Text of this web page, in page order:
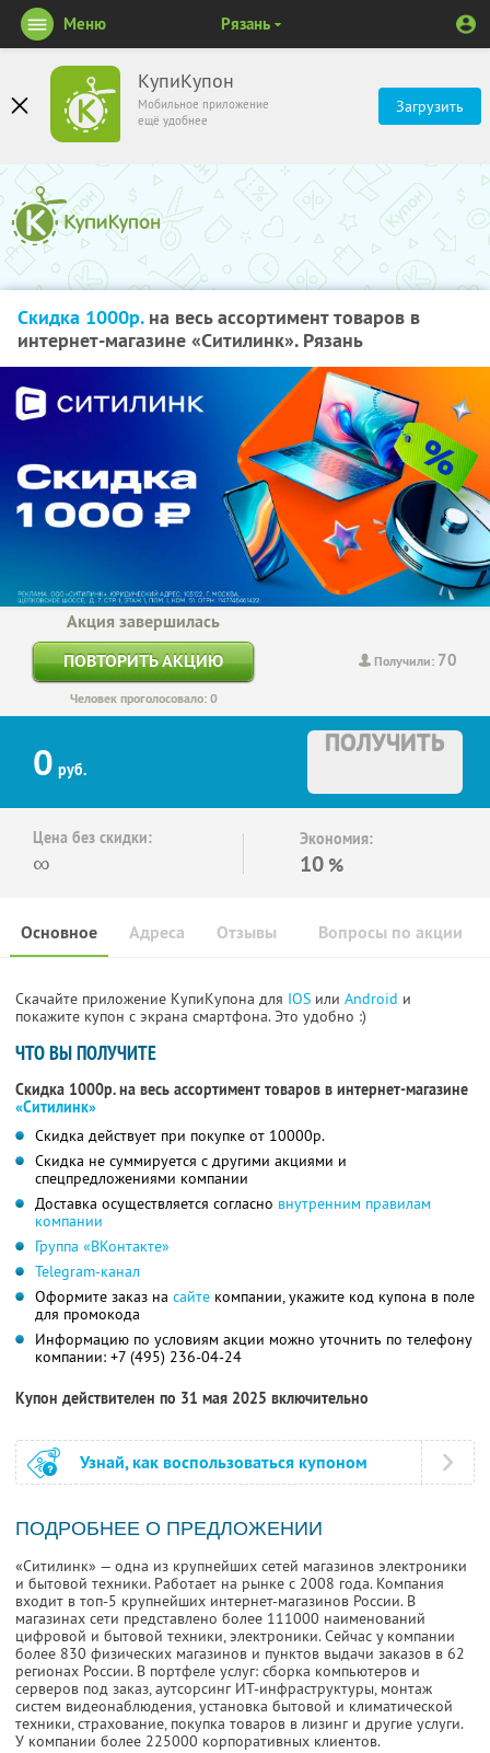
КупиКупон
Мобильное приложение
ещё удобнее
Загрузить
Меню Рязань
Скидка 1000р.на весь ассортимент товаров в
интернет-магазине «Ситилинк». Рязань
Получили: 70
Акция завершилась
ПОВТОРИТЬ АКЦИЮ
Человек проголосовало: 0
0 руб.
ПОЛУЧИТЬ
Цена без скидки:
∞
Экономия:
10 %
Основное Отзывы Вопросы по акции
Адреса
Скачайте приложение КупиКупона для IOS или Android и
покажите купон с экрана смартфона. Это удобно :)
ЧТО ВЫ ПОЛУЧИТЕ
Скидка 1000р. на весь ассортимент товаров в интернет-магазине
«Ситилинк»
Скидка действует при покупке от 10000р.
Скидка не суммируется с другими акциями и
спецпредложениями компании
Доставка осуществляется согласно внутренним правилам
компании
Группа «ВКонтакте»
Telegram-канал
Оформите заказ на сайте компании, укажите код купона в поле
для промокода
Информацию по условиям акции можно уточнить по телефону
компании: +7 (495) 236-04-24
Купон действителен по 31 мая 2025 включительно
Узнай, как воспользоваться купоном
ПОДРОБНЕЕ О ПРЕДЛОЖЕНИИ
«Ситилинк» — одна из крупнейших сетей магазинов электроники
и бытовой техники. Работает на рынке с 2008 года. Компания
входит в топ-5 крупнейших интернет-магазинов России. В
магазинах сети представлено более 111000 наименований
цифровой и бытовой техники, электроники. Сейчас у компании
более 830 физических магазинов и пунктов выдачи заказов в 62
регионах России. В портфеле услуг: сборка компьютеров и
серверов под заказ, аутсорсинг ИТ-инфраструктуры, монтаж
систем видеонаблюдения, установка бытовой и климатической
техники, страхование, покупка товаров в лизинг и другие услуги.
У компании более 225000 корпоративных клиентов.